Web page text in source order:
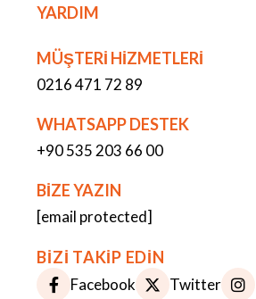
YARDIM
MÜŞTERİ HİZMETLERİ
0216 471 72 89
WHATSAPP DESTEK
+90 535 203 66 00
BİZE YAZIN
[email protected]
BİZİ TAKİP EDİN
Facebook Twitter